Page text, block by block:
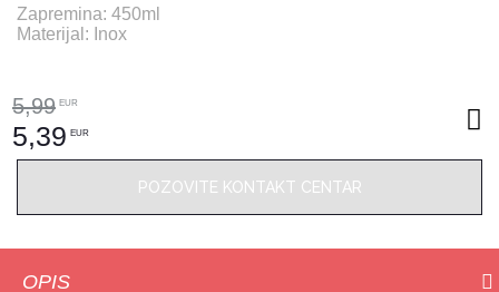
Zapremina: 450ml
Materijal: Inox
5,99 EUR
5,39 EUR
POZOVITE KONTAKT CENTAR
OPIS